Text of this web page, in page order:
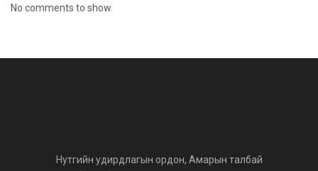
No comments to show.
Нутгийн удирдлагын ордон, Амарын талбай